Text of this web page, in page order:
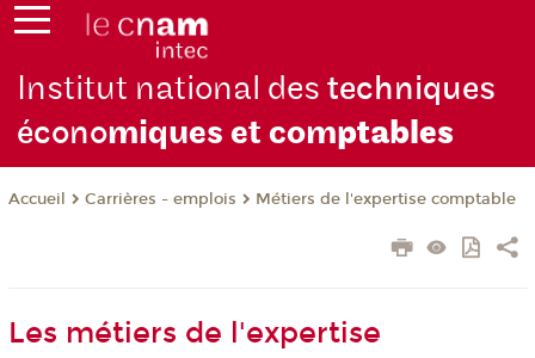
Institut national destechniques
économiques et comptables
Accueil Carrières - emplois Métiers de l'expertise comptable
Les métiers de l'expertise